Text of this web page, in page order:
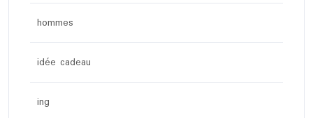
hommes
idée cadeau
ing